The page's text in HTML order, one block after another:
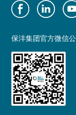
保沣集团官方微信